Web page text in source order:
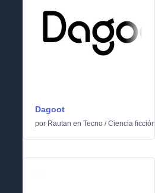
Dagoot
por Rautan en Tecno /Ciencia ficción